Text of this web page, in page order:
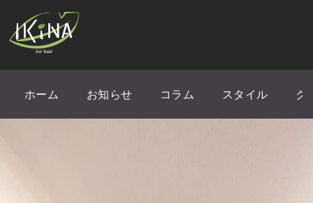
ホーム お知らせ コラム スタイル ク